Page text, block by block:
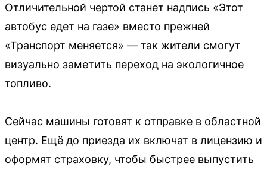
Отличительной чертой станет надпись «Этот
автобус едет на газе» вместо прежней
«Транспорт меняется» — так жители смогут
визуально заметить переход на экологичное
топливо.
Сейчас машины готовят к отправке в областной
центр. Ещё до приезда их включат в лицензию и
оформят страховку, чтобы быстрее выпустить